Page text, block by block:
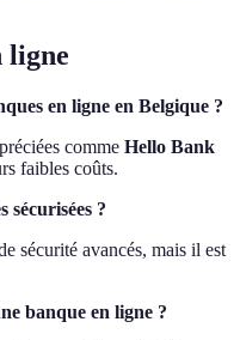
ligne
en ligne en Belgique ?
comme Hello Bank
faibles coûts.
sécurisées ?
sécurité avancés, mais il est
banque en ligne ?